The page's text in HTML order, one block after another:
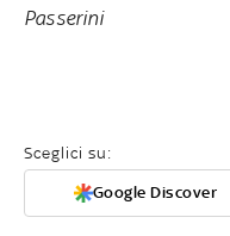
Passerini
Sceglici su:
Google Discover